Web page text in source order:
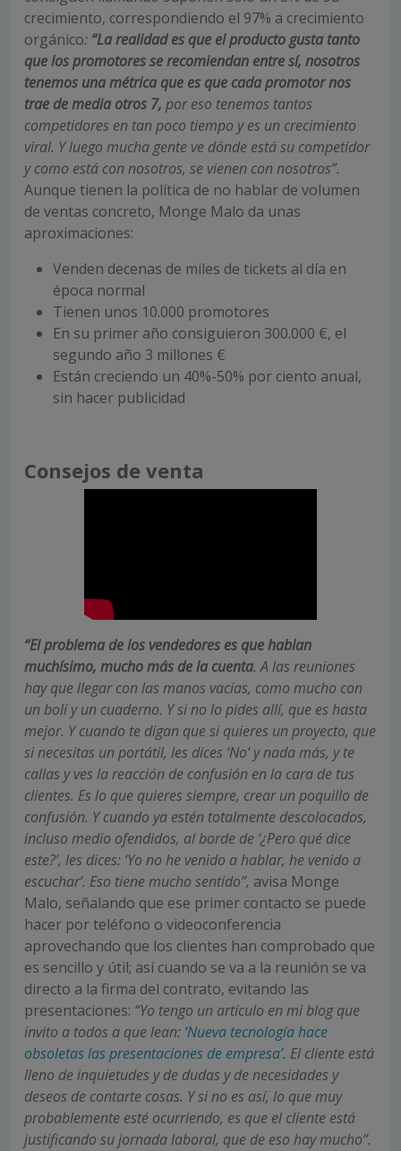
crecimiento, correspondiendo el 97% a crecimiento
orgánico: “La realidad es que el producto gusta tanto
que los promotores se recomiendan entre sí, nosotros
tenemos una métrica que es que cada promotor nos
trae de media otros 7, por eso tenemos tantos
competidores en tan poco tiempo y es un crecimiento
viral. Y luego mucha gente ve dónde está su competidor
y como está con nosotros, se vienen con nosotros”.
Aunque tienen la política de no hablar de volumen
de ventas concreto, Monge Malo da unas
aproximaciones:
Venden decenas de miles de tickets al día en
época normal
Tienen unos 10.000 promotores
En su primer año consiguieron 300.000 €, el
segundo año 3 millones €
Están creciendo un 40%-50% por ciento anual,
sin hacer publicidad
Consejos de venta
“El problema de los vendedores es que hablan
muchísimo, mucho más de la cuenta. A las reuniones
hay que llegar con las manos vacías, como mucho con
un boli y un cuaderno. Y si no lo pides allí, que es hasta
mejor. Y cuando te digan que si quieres un proyecto, que
si necesitas un portátil, les dices ‘No’ y nada más, y te
callas y ves la reacción de confusión en la cara de tus
clientes. Es lo que quieres siempre, crear un poquillo de
confusión. Y cuando ya estén totalmente descolocados,
incluso medio ofendidos, al borde de ‘¿Pero qué dice
este?’, les dices: ‘Yo no he venido a hablar, he venido a
escuchar’. Eso tiene mucho sentido”, avisa Monge
Malo, señalando que ese primer contacto se puede
hacer por teléfono o videoconferencia
aprovechando que los clientes han comprobado que
es sencillo y útil; así cuando se va a la reunión se va
directo a la firma del contrato, evitando las
presentaciones: “Yo tengo un artículo en mi blog que
invito a todos a que lean: ‘Nueva tecnología hace
obsoletas las presentaciones de empresa’. El cliente está
lleno de inquietudes y de dudas y de necesidades y
deseos de contarte cosas. Y si no es así, lo que muy
probablemente esté ocurriendo, es que el cliente está
justificando su jornada laboral, que de eso hay mucho”.